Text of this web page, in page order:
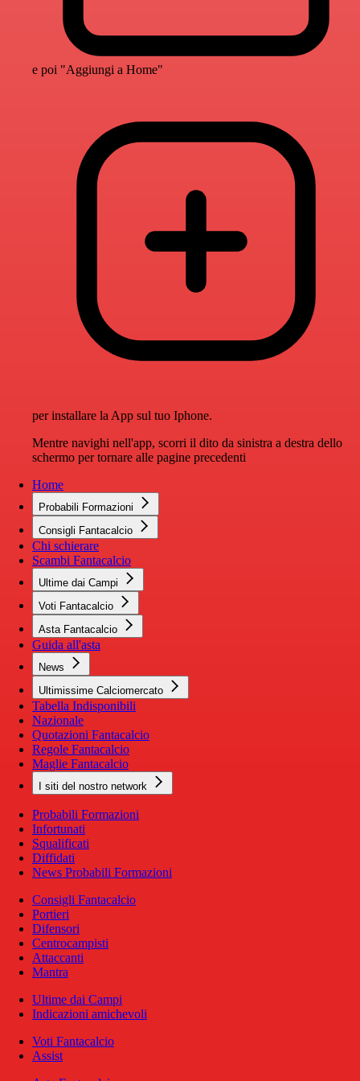
e poi "Aggiungi a Home"
per installare la App sul tuo Iphone.
Mentre navighi nell'app, scorri il dito da sinistra a destra dello
schermo per tornare alle pagine precedenti
Home
Probabili Formazioni
Consigli Fantacalcio
Chi schierare
Scambi Fantacalcio
Ultime dai Campi
Voti Fantacalcio
Asta Fantacalcio
Guida all'asta
News
Ultimissime Calciomercato
Tabella Indisponibili
Nazionale
Quotazioni Fantacalcio
Regole Fantacalcio
Maglie Fantacalcio
I siti del nostro network
Probabili Formazioni
Infortunati
Squalificati
Diffidati
News Probabili Formazioni
Consigli Fantacalcio
Portieri
Difensori
Centrocampisti
Attaccanti
Mantra
Ultime dai Campi
Indicazioni amichevoli
Voti Fantacalcio
Assist